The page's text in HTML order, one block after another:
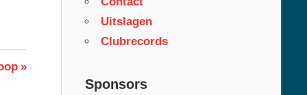
Uitslagen
Clubrecords
Sponsors